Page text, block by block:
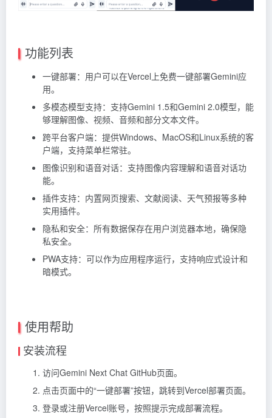
功能列表
一键部署：用户可以在Vercel上免费一键部署Gemini应
用。
多模态模型支持：支持Gemini 1.5和Gemini 2.0模型，能
够理解图像、视频、音频和部分文本文件。
跨平台客户端：提供Windows、MacOS和Linux系统的客
户端，支持菜单栏常驻。
图像识别和语音对话：支持图像内容理解和语音对话功
能。
插件支持：内置网页搜索、文献阅读、天气预报等多种
实用插件。
隐私和安全：所有数据保存在用户浏览器本地，确保隐
私安全。
PWA支持：可以作为应用程序运行，支持响应式设计和
暗模式。
使用帮助
安装流程
访问Gemini Next Chat GitHub页面。
点击页面中的“一键部署”按钮，跳转到Vercel部署页面。
登录或注册Vercel账号，按照提示完成部署流程。